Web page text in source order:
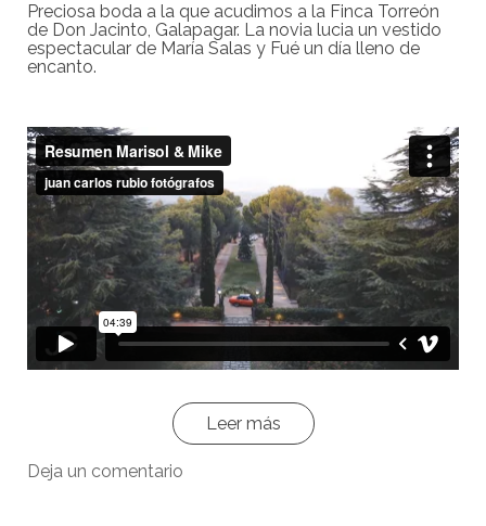
Preciosa boda a la que acudimos a la Finca Torreón
de Don Jacinto, Galapagar. La novia lucia un vestido
espectacular de María Salas y Fué un día lleno de
encanto.
Leer más
Deja un comentario